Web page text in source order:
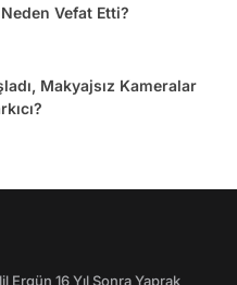
Vefat Etti?
Makyajsız Kameralar
Ergün 16 Yıl Sonra Yaprak